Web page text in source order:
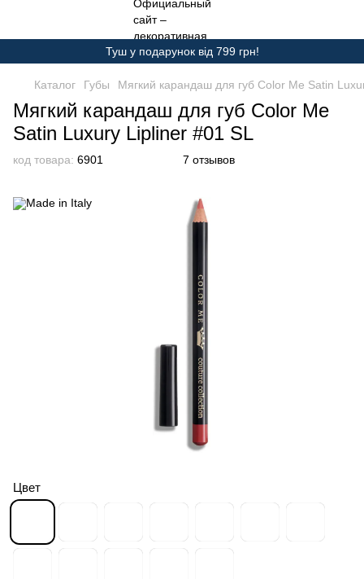
Туш у подарунок від 799 грн!
Каталог Губы Мягкий карандаш для губ Color Me Satin
Мягкий карандаш для губ Color Me
Satin Luxury Lipliner #01 SL
код товара: 6901 7 отзывов
Цвет